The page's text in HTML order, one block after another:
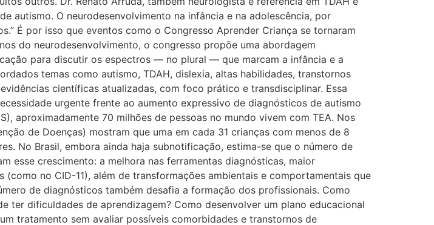
autismo. O neurodesenvolvimento na infância e na adolescência, por
É por isso que eventos como o Congresso Aprender Criança se tornaram
do neurodesenvolvimento, o congresso propõe uma abordagem
para discutir os espectros — no plural — que marcam a infância e a
temas como autismo, TDAH, dislexia, altas habilidades, transtornos
científicas atualizadas, com foco prático e transdisciplinar. Essa
urgente frente ao aumento expressivo de diagnósticos de autismo
aproximadamente 70 milhões de pessoas no mundo vivem com TEA. Nos
de Doenças) mostram que uma em cada 31 crianças com menos de 8
No Brasil, embora ainda haja subnotificação, estima-se que o número de
esse crescimento: a melhora nas ferramentas diagnósticas, maior
no CID-11), além de transformações ambientais e comportamentais que
de diagnósticos também desafia a formação dos profissionais. Como
ter dificuldades de aprendizagem? Como desenvolver um plano educacional
tratamento sem avaliar possíveis comorbidades e transtornos de